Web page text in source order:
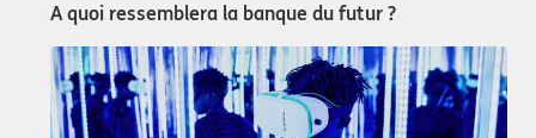
A quoi ressemblera la banque du futur ?